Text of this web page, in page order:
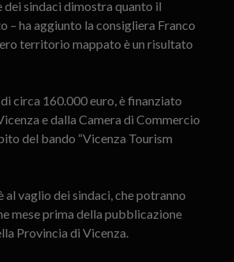
dei sindaci dimostra quanto il
– ha aggiunto la consigliera Franco
territorio mappato è un risultato
circa 160.000 euro, è finanziato
e dalla Camera di Commercio
del bando “Vicenza Tourism
al vaglio dei sindaci, che potranno
mese prima della pubblicazione
Provincia di Vicenza.